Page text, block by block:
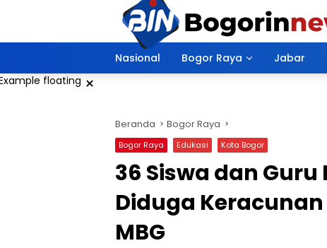
Nasional Bogor Raya Jabar
×
Beranda Bogor Raya
Bogor Raya Edukasi Kota Bogor
36 Siswa dan
Diduga
MBG